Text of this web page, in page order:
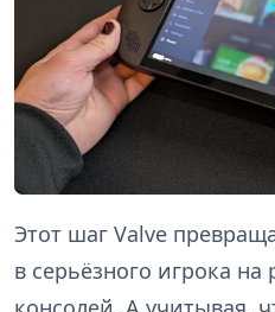
Этот шаг Valve
в серьёзного игрока